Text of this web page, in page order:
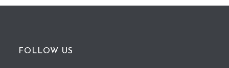
FOLLOW US